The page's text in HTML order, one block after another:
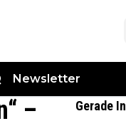
Newsletter
–
Gerade In